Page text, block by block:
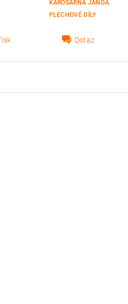
KAROSÁRNA JANDA
PLECHOVÉ DÍLY
Dotaz